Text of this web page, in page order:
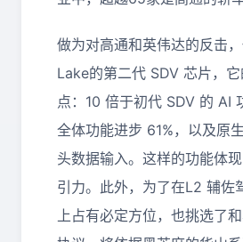
做为对高通和英伟达的反击
Lake的第二代 SDV 芯片，
点：10 倍于初代 SDV 的 AI
全体功能进步 61%，以及原
头数据输入。这样的功能体
引力。此外，为了在L2 辅佐
上占有必定方位，也挑选了